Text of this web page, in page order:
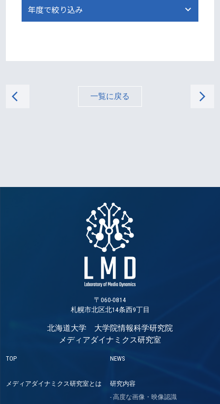
arrow_back_ios 一覧に戻る arrow_forward_ios
〒060-0814
札幌市北区北14条西9丁目
北海道大学 大学院情報科学研究院
メディアダイナミクス研究室
TOP NEWS
メディアダイナミクス研究室とは
研究内容
高度な画像・映像認識